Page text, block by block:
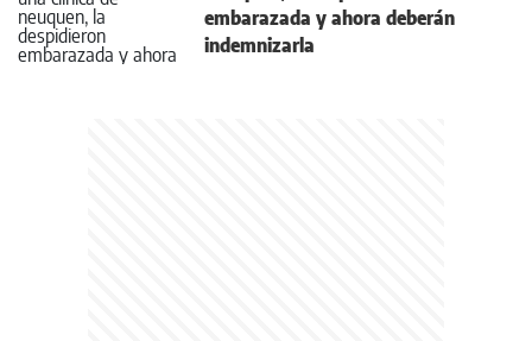
embarazada y ahora deberán
indemnizarla